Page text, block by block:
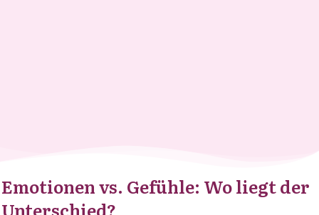
Emotionen vs. Gefühle: Wo liegt der
Unterschied?